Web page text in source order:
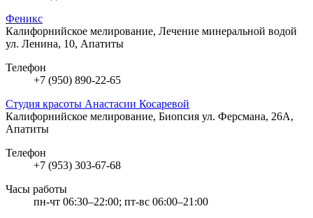
Феникс
Калифорнийское мелирование, Лечение минеральной водой
ул. Ленина, 10, Апатиты
Телефон
+7 (950) 890-22-65
Студия красоты Анастасии Косаревой
Калифорнийское мелирование, Биопсия ул. Ферсмана, 26А,
Апатиты
Телефон
+7 (953) 303-67-68
Часы работы
пн-чт 06:30–22:00; пт-вс 06:00–21:00